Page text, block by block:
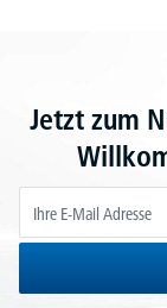
Jetzt zum